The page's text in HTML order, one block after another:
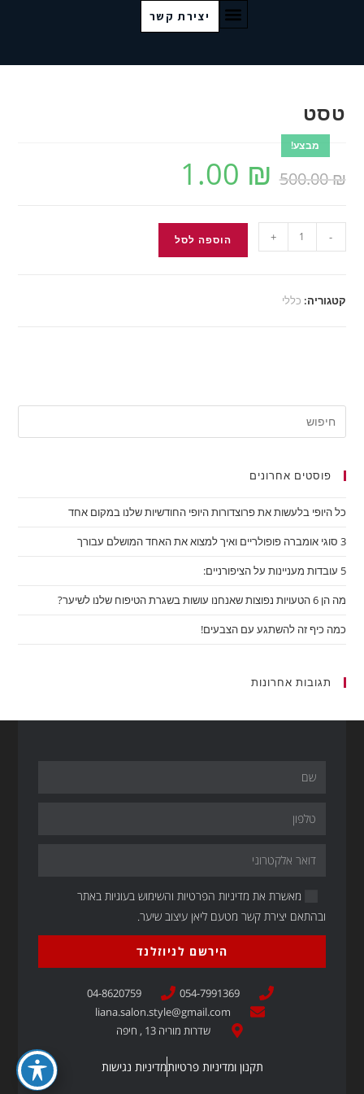
יצירת קשר
מבצע!
טסט
500.00₪
1.00 ₪
-
+ הוספה לסל
קטגוריה: כללי
פוסטים אחרונים
כל היופי בלעשות את פרוצדורות היופי החודשיות שלנו במקום אחד
3 סוגי אומברה פופולריים ואיך למצוא את האחד המושלם עבורך
5 עובדות מעניינות על הציפורניים:
מה הן 6 הטעויות נפוצות שאנחנו עושות בשגרת הטיפוח שלנו לשיער?
כמה כיף זה להשתגע עם הצבעים!
תגובות אחרונות
מאשרת את מדיניות הפרטיות והשימוש בעוגיות באתר
ובהתאם יצירת קשר מטעם ליאן עיצוב שיער.
הירשם לניוזלנד
054-7991369
04-8620759
liana.salon.style@gmail.com
שדרות מוריה 13 , חיפה
תקנון ומדיניות פרטיותמדיניות נגישות